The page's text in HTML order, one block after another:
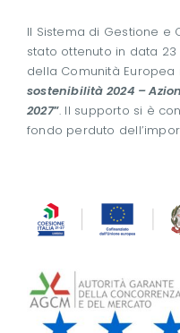
Il Sistema di Gestione e
stato ottenuto in data
della Comunità
sostenibilità 2024 –
2027”. Il supporto si è
fondo perduto